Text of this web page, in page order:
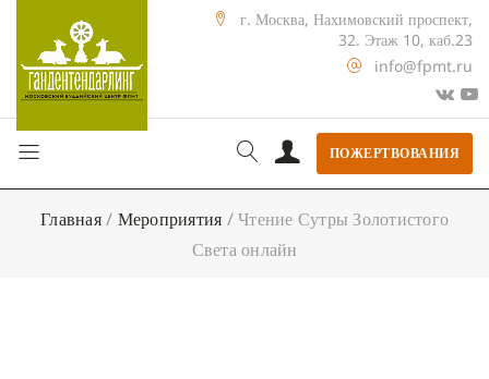
г. Москва, Нахимовский проспект,
32. Этаж 10, каб.23
info@fpmt.ru
ПОЖЕРТВОВАНИЯ
Главная/ Мероприятия /Чтение Сутры Золотистого
Света онлайн